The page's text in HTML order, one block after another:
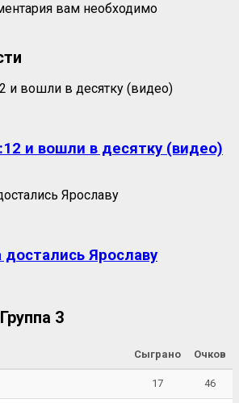
вам необходимо
и вошли в десятку (видео)
Ярославу
3
Сыграно Очков
17 46